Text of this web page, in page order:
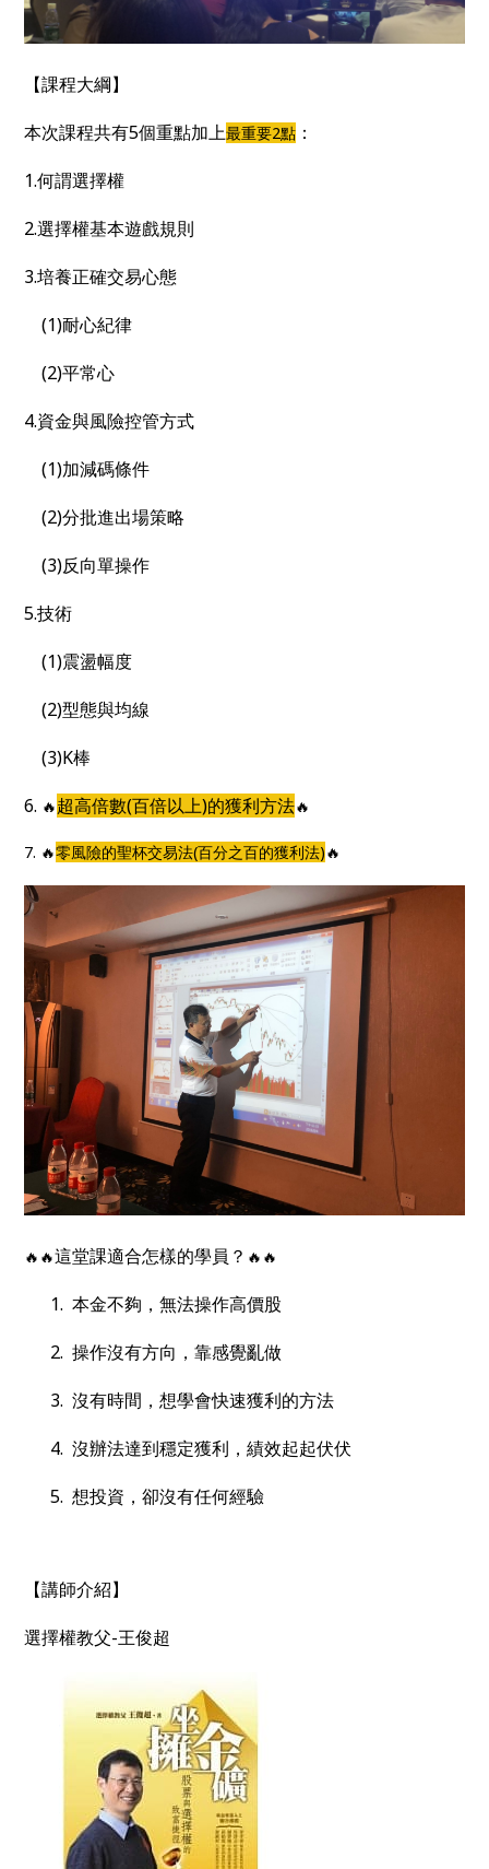
【課程大綱】
本次課程共有5個重點加上最重要2點 ：
1.何謂選擇權
2.選擇權基本遊戲規則
3.培養正確交易心態
(1)耐心紀律
(2)平常心
4.資金與風險控管方式
(1)加減碼條件
(2)分批進出場策略
(3)反向單操作
5.技術
(1)震盪幅度
(2)型態與均線
(3)K棒
6. 🔥超高倍數(百倍以上)的獲利方法🔥
7. 🔥零風險的聖杯交易法(百分之百的獲利法)🔥
🔥🔥這堂課適合怎樣的學員？ 🔥🔥
1. 本金不夠，無法操作高價股
2. 操作沒有方向，靠感覺亂做
3. 沒有時間，想學會快速獲利的方法
4. 沒辦法達到穩定獲利，績效起起伏伏
5. 想投資，卻沒有任何經驗
【講師介紹】
選擇權教父-王俊超